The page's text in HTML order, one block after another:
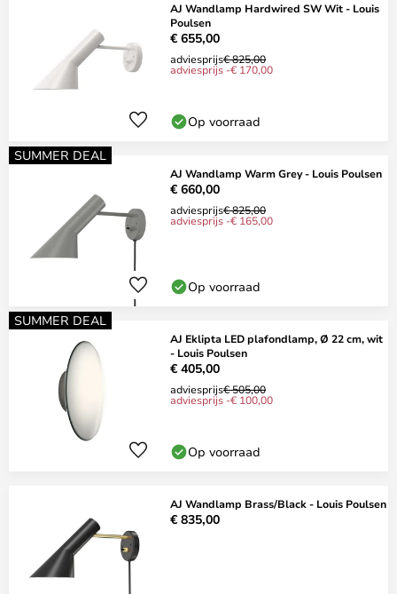
AJ Wandlamp Hardwired SW Wit - Louis
Poulsen
€ 655,00
adviesprijs€ 825,00
adviesprijs -€ 170,00
Op voorraad
SUMMER DEAL
AJ Wandlamp Warm Grey - Louis Poulsen
€ 660,00
adviesprijs€ 825,00
adviesprijs -€ 165,00
Op voorraad
SUMMER DEAL
AJ Eklipta LED plafondlamp, Ø 22 cm, wit
- Louis Poulsen
€ 405,00
adviesprijs€ 505,00
adviesprijs -€ 100,00
Op voorraad
AJ Wandlamp Brass/Black - Louis Poulsen
€ 835,00